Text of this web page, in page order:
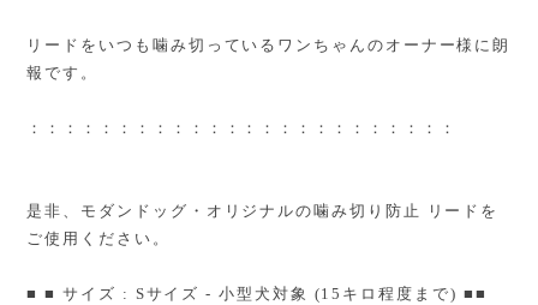
リードをいつも噛み切っているワンちゃんのオーナー様に朗
報です。
：：：：：：：：：：：：：：：：：：：：：：：：
是非、モダンドッグ・オリジナルの噛み切り防止 リードを
ご使用ください。
■ ■ サイズ : Sサイズ - 小型犬対象 (15キロ程度まで) ■■